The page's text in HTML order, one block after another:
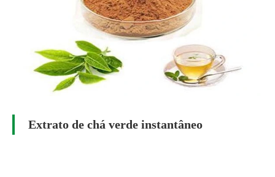
Extrato de chá verde instantâneo